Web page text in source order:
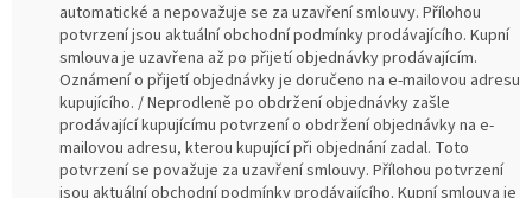
automatické a nepovažuje se za uzavření smlouvy. Přílohou
potvrzení jsou aktuální obchodní podmínky prodávajícího. Kupní
smlouva je uzavřena až po přijetí objednávky prodávajícím.
Oznámení o přijetí objednávky je doručeno na e-mailovou adresu
kupujícího. / Neprodleně po obdržení objednávky zašle
prodávající kupujícímu potvrzení o obdržení objednávky na e-
mailovou adresu, kterou kupující při objednání zadal. Toto
potvrzení se považuje za uzavření smlouvy. Přílohou potvrzení